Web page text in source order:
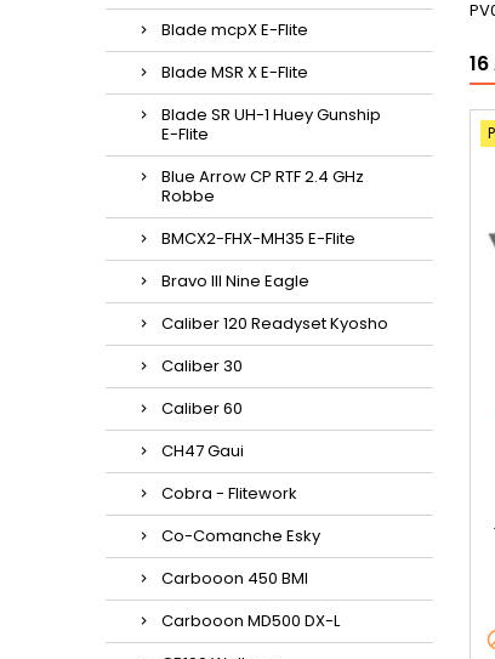
Blade mcpX E-Flite
Blade MSR X E-Flite
Blade SR UH-1 Huey Gunship
E-Flite
Blue Arrow CP RTF 2.4 GHz
Robbe
BMCX2-FHX-MH35 E-Flite
Bravo III Nine Eagle
Caliber 120 Readyset Kyosho
Caliber 30
Caliber 60
CH47 Gaui
Cobra - Flitework
Co-Comanche Esky
Carbooon 450 BMI
Carbooon MD500 DX-L
16